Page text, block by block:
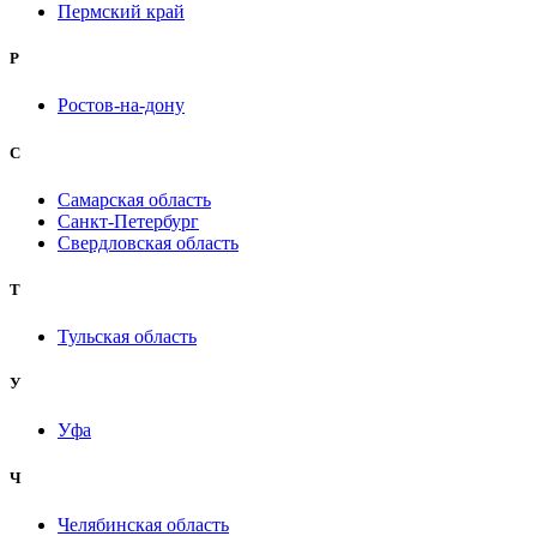
Пермский край
Р
Ростов-на-дону
С
Самарская область
Санкт-Петербург
Свердловская область
Т
Тульская область
У
Уфа
Ч
Челябинская область